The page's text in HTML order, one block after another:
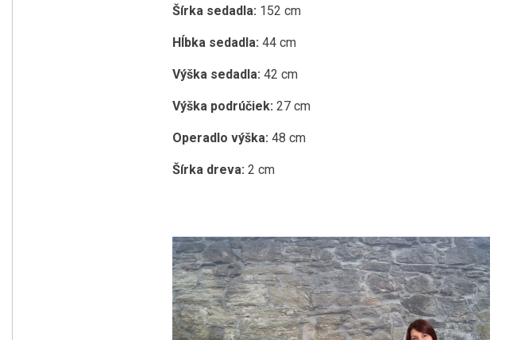
Šírka sedadla: 152 cm
Hĺbka sedadla: 44 cm
Výška sedadla: 42 cm
Výška podrúčiek: 27 cm
Operadlo výška: 48 cm
Šírka dreva: 2 cm